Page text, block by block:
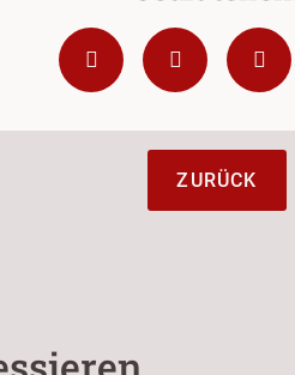
ZURÜCK